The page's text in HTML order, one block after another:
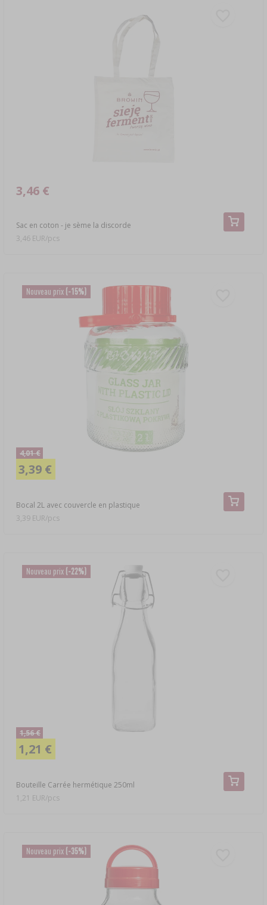
Sac en coton - je sème la discorde
3,46 €
3,46 EUR/pcs
Nouveau prix (-15%)
Bocal 2L avec couvercle en plastique
4,01 €
3,39 €
3,39 EUR/pcs
Nouveau prix (-22%)
Bouteille Carrée hermétique 250ml
1,56 €
1,21 €
1,21 EUR/pcs
Nouveau prix (-35%)